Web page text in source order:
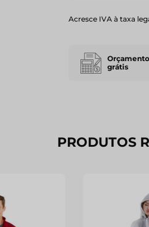
Acresce IVA à taxa
Orçamento
grátis
PRODUTOS